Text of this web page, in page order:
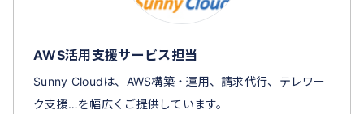
AWS活用支援サービス担当
Sunny Cloudは、AWS構築・運用、請求代行、テレワー
ク支援…を幅広くご提供しています。